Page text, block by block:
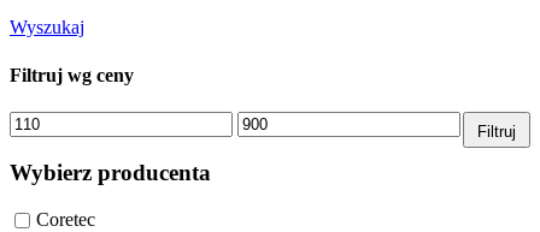
Wyszukaj
Filtruj wg ceny
Cena
min.
Cena
maks.
Filtruj
Wybierz producenta
Coretec